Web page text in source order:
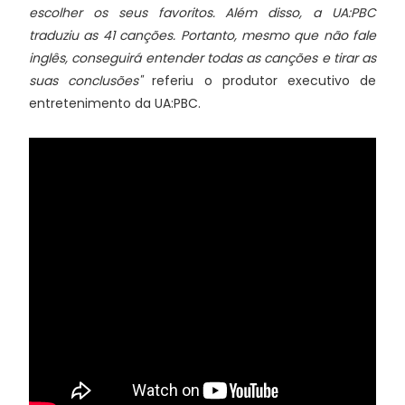
escolher os seus favoritos. Além disso, a UA:PBC
traduziu as 41 canções. Portanto, mesmo que não fale
inglês, conseguirá entender todas as canções e tirar as
suas conclusões"referiu o produtor executivo de
entretenimento da UA:PBC.